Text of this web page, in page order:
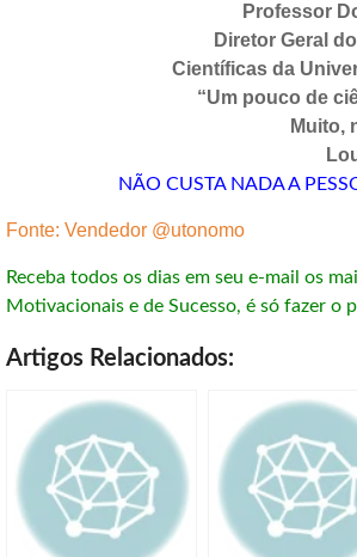
Professor
Diretor Geral
Científicas da
“Um pouco de
Muito,
NÃO CUSTA NADA A
Fonte: Vendedor @utonomo
Receba todos os dias em seu e-mail os
Motivacionais e de Sucesso, é só fazer o
Artigos Relacionados: